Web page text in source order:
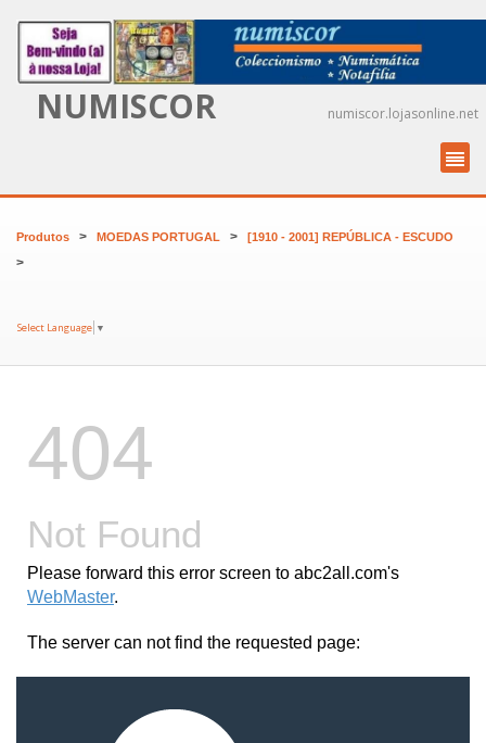
NUMISCOR numiscor.lojasonline.net
Produtos > MOEDAS PORTUGAL > [1910 - 2001] REPÚBLICA - ESCUDO
>
Select Language ▼